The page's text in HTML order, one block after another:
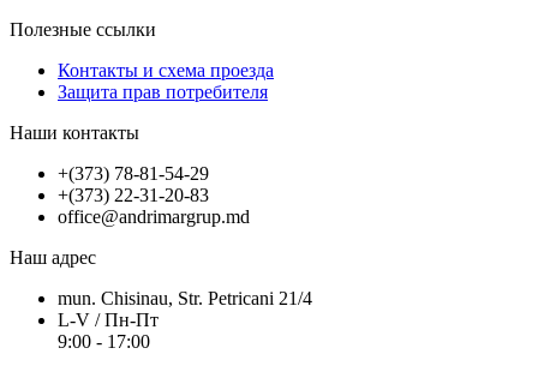
Полезные ссылки
Контакты и схема проезда
Защита прав потребителя
Наши контакты
+(373) 78-81-54-29
+(373) 22-31-20-83
office@andrimargrup.md
Наш адрес
mun. Chisinau, Str. Petricani 21/4
L-V / Пн-Пт
9:00 - 17:00